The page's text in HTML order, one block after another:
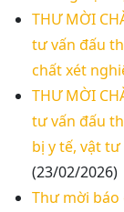
THƯ MỜI
tư vấn đấu
chất xét
THƯ MỜI
tư vấn đấu
bị y tế, vật
(23/02/2026)
Thư mời báo